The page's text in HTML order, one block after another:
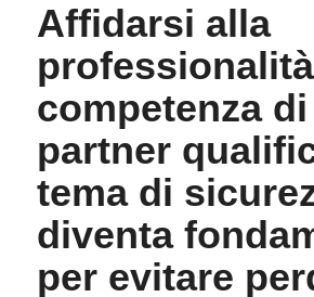
Affidarsi alla
competenza
partner
tema di
diventa
per evitare